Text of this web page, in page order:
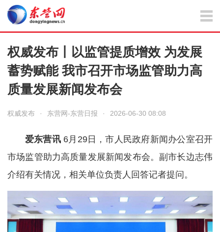
权威发布丨以监管提质增效 为发展
蓄势赋能 我市召开市场监管助力高
质量发展新闻发布会
权威发布 · 东营网-东营日报 · 2026-06-30 08:08
爱东营讯6月29日，市人民政府新闻办公室召开
市场监管助力高质量发展新闻发布会。副市长边志伟
介绍有关情况，相关单位负责人回答记者提问。